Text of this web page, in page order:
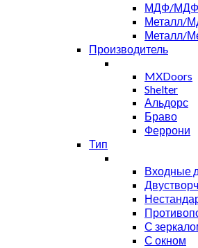
МДФ/МДФ
Металл/
Металл/
Производитель
MXDoors
Shelter
Альдорс
Браво
Феррони
Тип
Входные
С
С окном